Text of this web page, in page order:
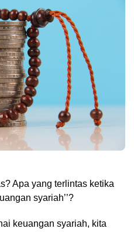
Apa yang terlintas ketika
syariah’’?
keuangan syariah, kita